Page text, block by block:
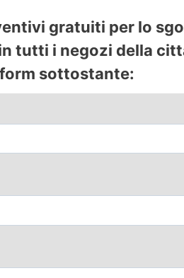
gratuiti per lo
tutti i negozi della
sottostante: